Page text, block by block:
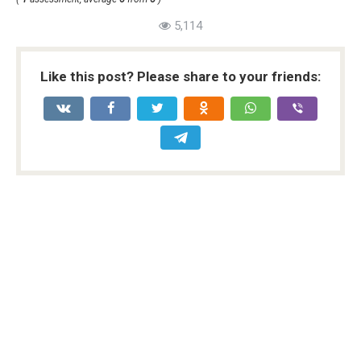
5,114
Like this post? Please share to your friends: